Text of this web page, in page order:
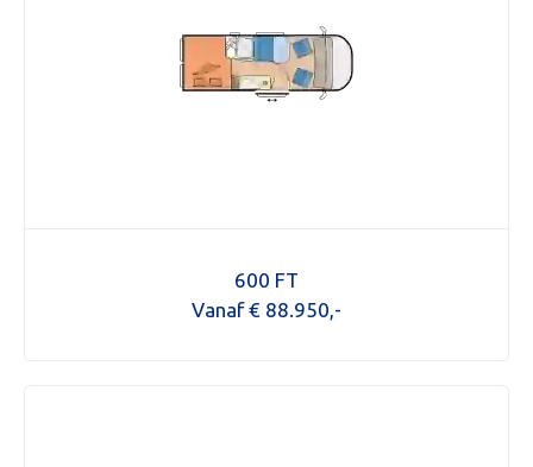
600 FT
Vanaf € 88.950,-